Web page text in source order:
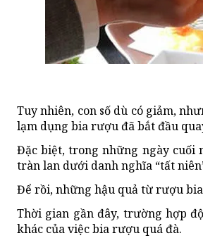
Tuy nhiên, con số dù có giảm,
lạm dụng bia rượu đã bắt đầu
Đặc biệt, trong những ngày cuối
tràn lan dưới danh nghĩa “tất
Để rồi, những hậu quả từ rượu
Thời gian gần đây, trường hợp
khác của việc bia rượu quá đà.